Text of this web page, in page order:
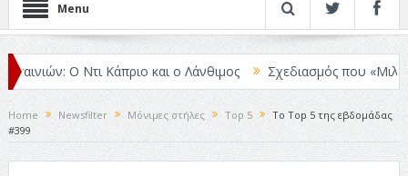
Menu
Ο Ντι Κάπριο και ο Λάνθιμος Σχεδιασμός που «Μιλάει»
Home Newsfilter Μόνιμες στήλες Top 5
Το Top 5 της εβδομάδας
#399